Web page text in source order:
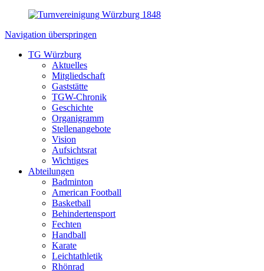
Navigation überspringen
TG Würzburg
Aktuelles
Mitgliedschaft
Gaststätte
TGW-Chronik
Geschichte
Organigramm
Stellenangebote
Vision
Aufsichtsrat
Wichtiges
Abteilungen
Badminton
American Football
Basketball
Behindertensport
Fechten
Handball
Karate
Leichtathletik
Rhönrad